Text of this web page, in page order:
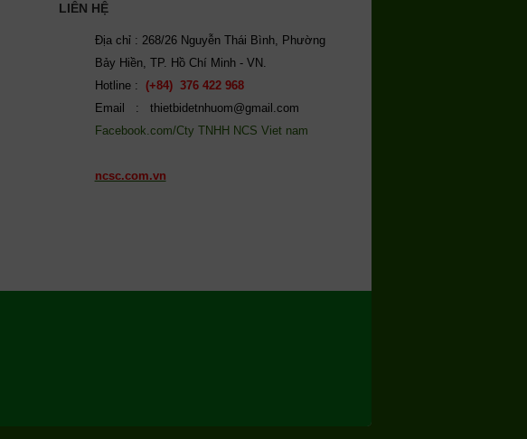
LIÊN HỆ
Địa chỉ : 268/26 Nguyễn Thái Bình, Phường
Bảy Hiền, TP. Hồ Chí Minh - VN.
Hotline : (+84) 376 422 968
Email : thietbidetnhuom@gmail.com
Facebook.com/Cty TNHH NCS Viet nam
ncsc.com.vn